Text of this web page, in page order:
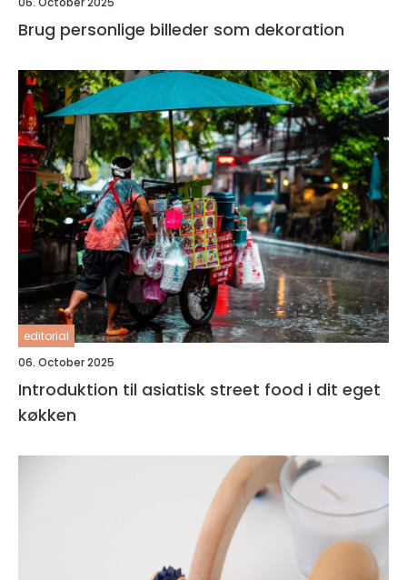
Brug personlige billeder som dekoration
editorial
06. October 2025
Introduktion til asiatisk street food i dit eget
køkken